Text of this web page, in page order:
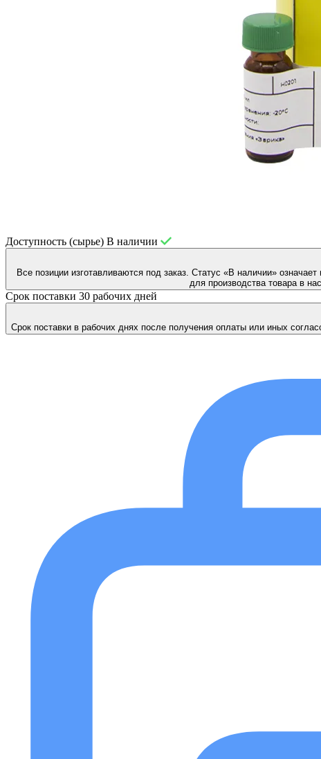
Доступность (сырье) В наличии
Все позиции изготавливаются под заказ. Статус «В наличии»
для производства товара в
Срок поставки 30 рабочих дней
Срок поставки в рабочих днях после получения оплаты или иных